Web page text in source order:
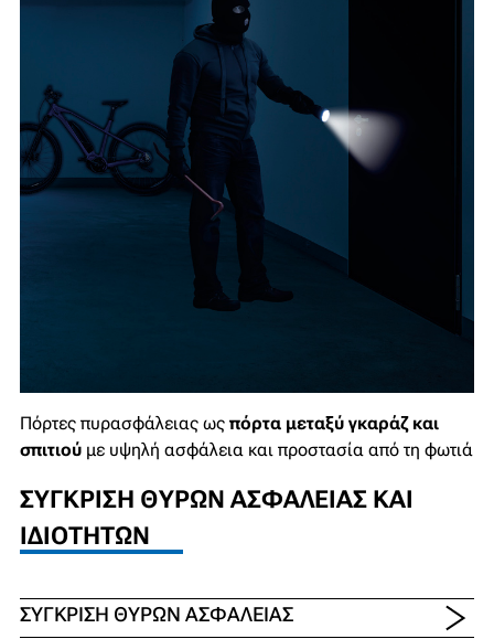
Πόρτες πυρασφάλειας ως πόρτα μεταξύ γκαράζ και
σπιτιού με υψηλή ασφάλεια και προστασία από τη φωτιά
ΣΎΓΚΡΙΣΗ ΘΥΡΏΝ ΑΣΦΑΛΕΊΑΣ ΚΑΙ
ΙΔΙΟΤΉΤΩΝ
ΣΎΓΚΡΙΣΗ ΘΥΡΏΝ ΑΣΦΑΛΕΊΑΣ